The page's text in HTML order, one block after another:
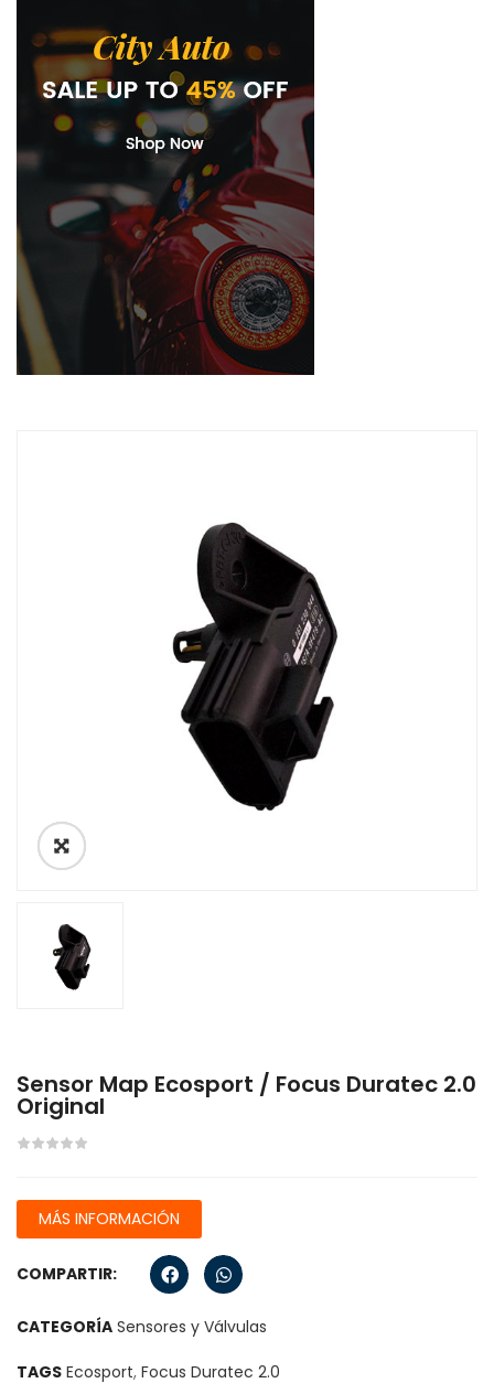
Sensor Map Ecosport / Focus Duratec 2.0
Original
MÁS INFORMACIÓN
COMPARTIR:
CATEGORÍA Sensores y Válvulas
TAGS Ecosport, Focus Duratec 2.0